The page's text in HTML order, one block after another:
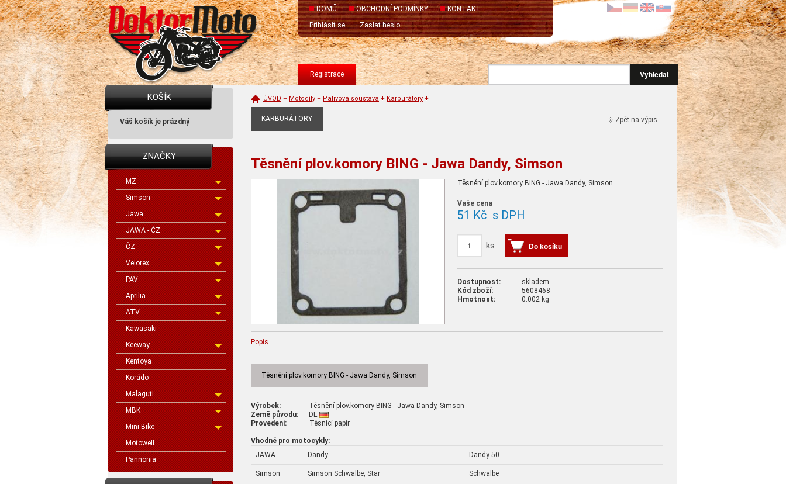
DOMŮ OBCHODNÍ PODMÍNKY
KONTAKT
Přihlásit se
Zaslat heslo
Vyhledat
Registrace
KOŠÍK
Váš košík je prázdný
ZNAČKY
MZ
Simson
Jawa
JAWA - ČZ
ČZ
Velorex
PAV
Aprilia
ATV
Kawasaki
Keeway
Kentoya
Korádo
Malaguti
MBK
Mini-Bike
Motowell
Pannonia
ÚVOD + Motodíly + Palivová soustava + Karburátory +
Zpět na výpis
KARBURÁTORY
Těsnění plov.komory BING - Jawa Dandy, Simson
Těsnění plov.komory BING - Jawa Dandy, Simson
Vaše cena
51 Kč s DPH
ks Do košíku
Dostupnost:
skladem
Kód zboží:
5608468
Hmotnost:
0.002 kg
Popis
Těsnění plov.komory BING - Jawa Dandy, Simson
Výrobek: Těsnění plov.komory BING - Jawa Dandy, Simson
Země původu: DE
Provedení: Těsnící papír
Vhodné pro motocykly:
JAWA
Dandy Dandy 50
Simson Simson Schwalbe, Star Schwalbe